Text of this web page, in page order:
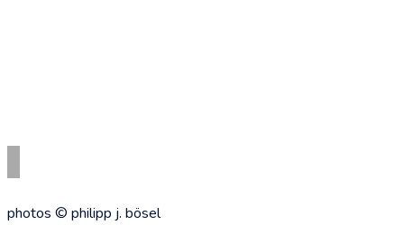
photos © philipp j. bösel